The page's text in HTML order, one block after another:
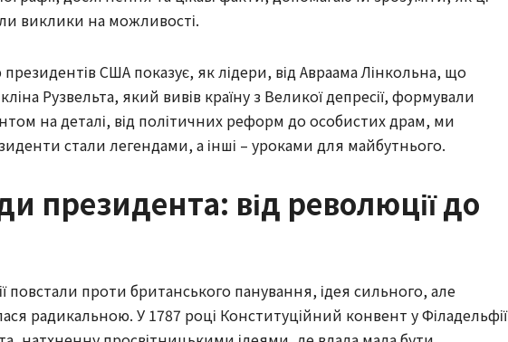
виклики на можливості.
США показує, як лідери, від Авраама Лінкольна, що
Рузвельта, який вивів країну з Великої депресії, формували
на деталі, від політичних реформ до особистих драм, ми
стали легендами, а інші – уроками для майбутнього.
президента: від революції до
повстали проти британського панування, ідея сильного, але
радикальною. У 1787 році Конституційний конвент у Філадельфії